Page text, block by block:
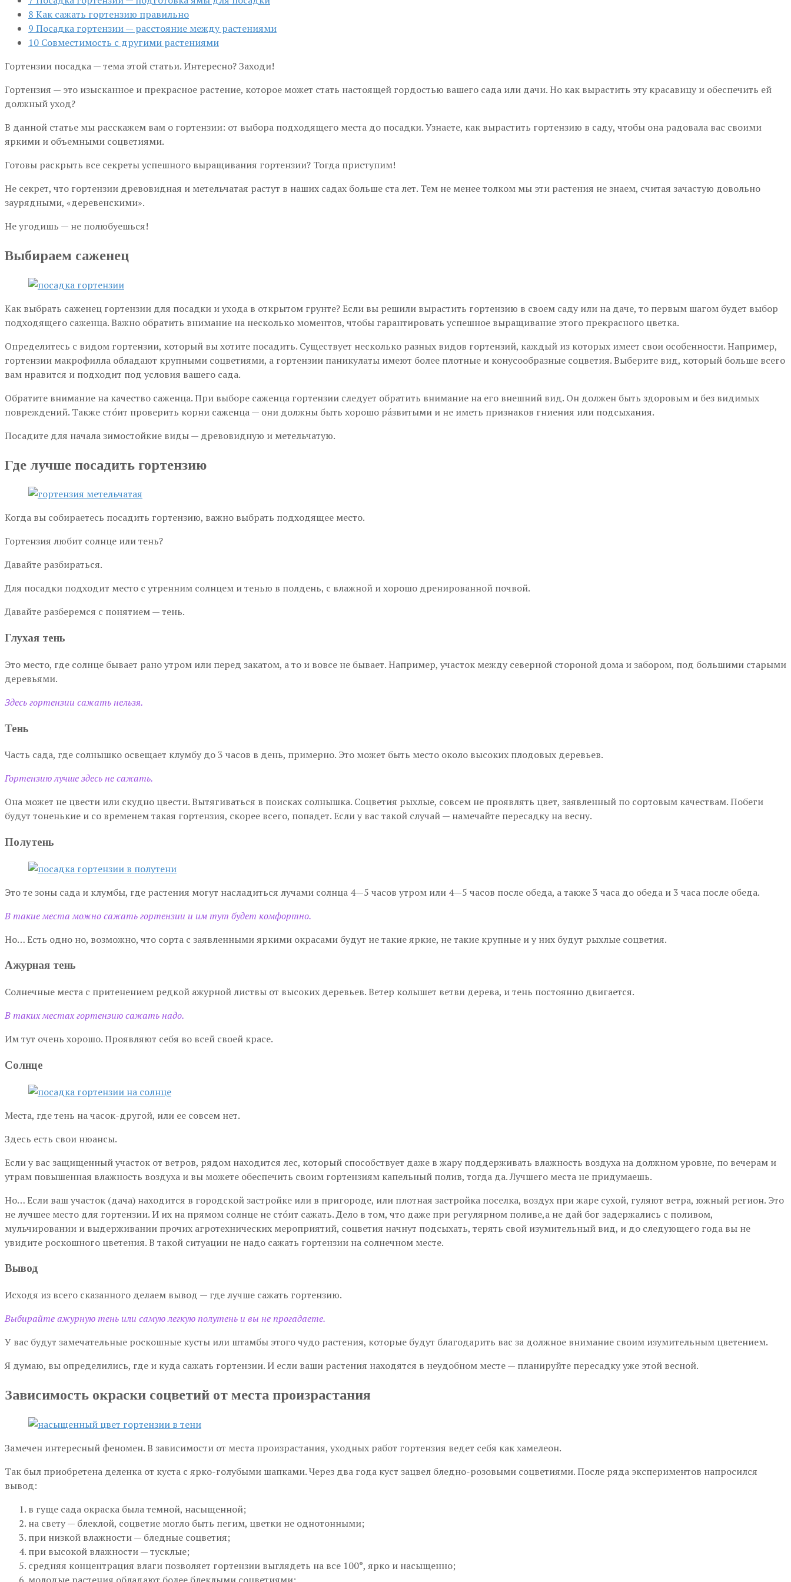
8 Как сажать гортензию правильно
9 Посадка гортензии — расстояние между растениями
10 Совместимость с другими растениями
Гортензии посадка — тема этой статьи. Интересно? Заходи!
Гортензия — это изысканное и прекрасное растение, которое может стать настоящей гордостью вашего сада или дачи. Но как вырастить эту красавицу и обеспечить ей
должный уход?
В данной статье мы расскажем вам о гортензии: от выбора подходящего места до посадки. Узнаете, как вырастить гортензию в саду, чтобы она радовала вас своими
яркими и объемными соцветиями.
Готовы раскрыть все секреты успешного выращивания гортензии? Тогда приступим!
Не секрет, что гортензии древовидная и метельчатая растут в наших садах больше ста лет. Тем не менее толком мы эти растения не знаем, считая зачастую довольно
заурядными, «деревенскими».
Не угодишь — не полюбуешься!
Выбираем саженец
Как выбрать саженец гортензии для посадки и ухода в открытом грунте? Если вы решили вырастить гортензию в своем саду или на даче, то первым шагом будет выбор
подходящего саженца. Важно обратить внимание на несколько моментов, чтобы гарантировать успешное выращивание этого прекрасного цветка.
Определитесь с видом гортензии, который вы хотите посадить. Существует несколько разных видов гортензий, каждый из которых имеет свои особенности. Например,
гортензии макрофилла обладают крупными соцветиями, а гортензии паникулаты имеют более плотные и конусообразные соцветия. Выберите вид, который больше всего
вам нравится и подходит под условия вашего сада.
Обратите внимание на качество саженца. При выборе саженца гортензии следует обратить внимание на его внешний вид. Он должен быть здоровым и без видимых
повреждений. Также сто́ит проверить корни саженца — они должны быть хорошо ра́звитыми и не иметь признаков гниения или подсыхания.
Посадите для начала зимостойкие виды — древовидную и метельчатую.
Где лучше посадить гортензию
Когда вы собираетесь посадить гортензию, важно выбрать подходящее место.
Гортензия любит солнце или тень?
Давайте разбираться.
Для посадки подходит место с утренним солнцем и тенью в полдень, с влажной и хорошо дренированной почвой.
Давайте разберемся с понятием — тень.
Глухая тень
Это место, где солнце бывает рано утром или перед закатом, а то и вовсе не бывает. Например, участок между северной стороной дома и забором, под большими старыми
деревьями.
Здесь гортензии сажать нельзя.
Тень
Часть сада, где солнышко освещает клумбу до 3 часов в день, примерно. Это может быть место около высоких плодовых деревьев.
Гортензию лучше здесь не сажать.
Она может не цвести или скудно цвести. Вытягиваться в поисках солнышка. Соцветия рыхлые, совсем не проявлять цвет, заявленный по сортовым качествам. Побеги
будут тоненькие и со временем такая гортензия, скорее всего, попадет. Если у вас такой случай — намечайте пересадку на весну.
Полутень
Это те зоны сада и клумбы, где растения могут насладиться лучами солнца 4—5 часов утром или 4—5 часов после обеда, а также 3 часа до обеда и 3 часа после обеда.
В такие места можно сажать гортензии и им тут будет комфортно.
Но… Есть одно но, возможно, что сорта с заявленными яркими окрасами будут не такие яркие, не такие крупные и у них будут рыхлые соцветия.
Ажурная тень
Солнечные места с притенением редкой ажурной листвы от высоких деревьев. Ветер колышет ветви дерева, и тень постоянно двигается.
В таких местах гортензию сажать надо.
Им тут очень хорошо. Проявляют себя во всей своей красе.
Солнце
Места, где тень на часок-другой, или ее совсем нет.
Здесь есть свои нюансы.
Если у вас защищенный участок от ветров, рядом находится лес, который способствует даже в жару поддерживать влажность воздуха на должном уровне, по вечерам и
утрам повышенная влажность воздуха и вы можете обеспечить своим гортензиям капельный полив, тогда да. Лучшего места не придумаешь.
Но… Если ваш участок (дача) находится в городской застройке или в пригороде, или плотная застройка поселка, воздух при жаре сухой, гуляют ветра, южный регион. Это
не лучшее место для гортензии. И их на прямом солнце не сто́ит сажать. Дело в том, что даже при регулярном поливе,а не дай бог задержались с поливом,
мульчировании и выдерживании прочих агротехнических мероприятий, соцветия начнут подсыхать, терять свой изумительный вид, и до следующего года вы не
увидите роскошного цветения. В такой ситуации не надо сажать гортензии на солнечном месте.
Вывод
Исходя из всего сказанного делаем вывод — где лучше сажать гортензию.
Выбирайте ажурную тень или самую легкую полутень и вы не прогадаете.
У вас будут замечательные роскошные кусты или штамбы этого чудо растения, которые будут благодарить вас за должное внимание своим изумительным цветением.
Я думаю, вы определились, где и куда сажать гортензии. И если ваши растения находятся в неудобном месте — планируйте пересадку уже этой весной.
Зависимость окраски соцветий от места произрастания
Замечен интересный феномен. В зависимости от места произрастания, уходных работ гортензия ведет себя как хамелеон.
Так был приобретена деленка от куста с ярко-голубыми шапками. Через два года куст зацвел бледно-розовыми соцветиями. После ряда экспериментов напросился
вывод:
в гуще сада окраска была темной, насыщенной;
на свету — блеклой, соцветие могло быть пегим, цветки не однотонными;
при низкой влажности — бледные соцветия;
при высокой влажности — тусклые;
средняя концентрация влаги позволяет гортензии выглядеть на все 100°, ярко и насыщенно;